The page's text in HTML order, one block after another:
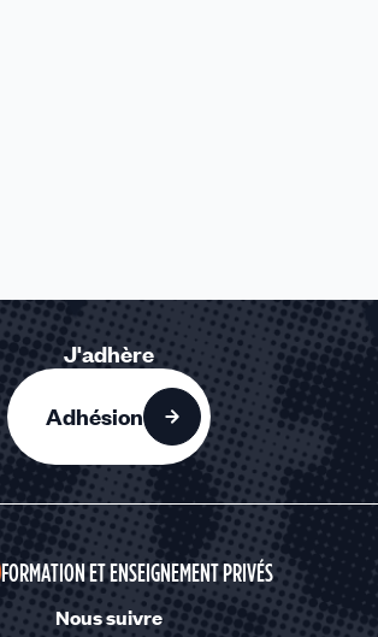
J'adhère
Adhésion
FORMATION ET ENSEIGNEMENT PRIVÉS
Nous suivre